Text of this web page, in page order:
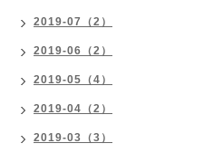
2019-07（2）
2019-06（2）
2019-05（4）
2019-04（2）
2019-03（3）